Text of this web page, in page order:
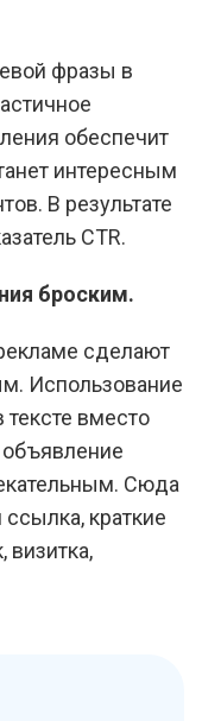
фразы в
обеспечит
интересным
В результате
CTR.
броским.
сделают
Использование
вместо
объявление
Сюда
краткие
визитка,